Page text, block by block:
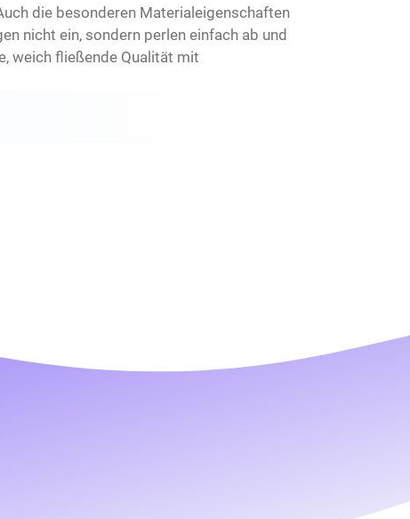
die besonderen Materialeigenschaften
nicht ein, sondern perlen einfach ab und
weich fließende Qualität mit